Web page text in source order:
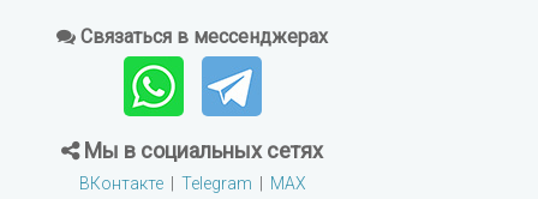
Связаться в мессенджерах
Мы в социальных сетях
ВКонтакте| Telegram | MAX